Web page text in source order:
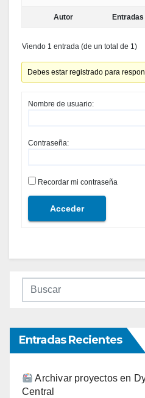
Autor Entradas
Viendo 1 entrada (de un total de 1)
Debes estar registrado para
Nombre de usuario:
Contraseña:
Recordar mi contraseña
Acceder
Entradas Recientes
Archivar proyectos en
Central